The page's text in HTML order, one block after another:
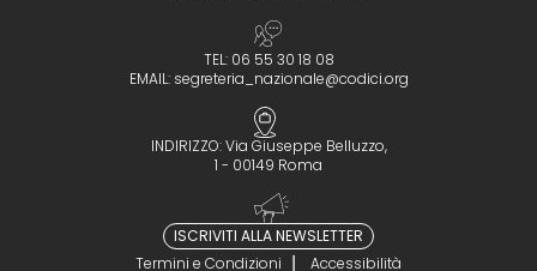
TEL: 06 55 30 18 08
EMAIL: segreteria_nazionale@codici.org
INDIRIZZO: Via Giuseppe Belluzzo,
1 - 00149 Roma
ISCRIVITI ALLA NEWSLETTER
Termini e Condizioni
Accessibilità